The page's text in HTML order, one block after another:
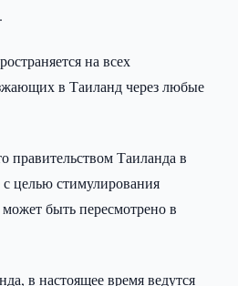
на всех
в Таиланд через любые
правительством Таиланда в
целью стимулирования
быть пересмотрено в
в настоящее время ведутся